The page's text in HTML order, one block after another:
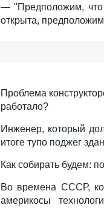
— "Предположим, что
открыта,
Проблема
работало?
Инженер, который
итоге тупо поджег
Как собирать будем:
Во времена СССР,
америкосы